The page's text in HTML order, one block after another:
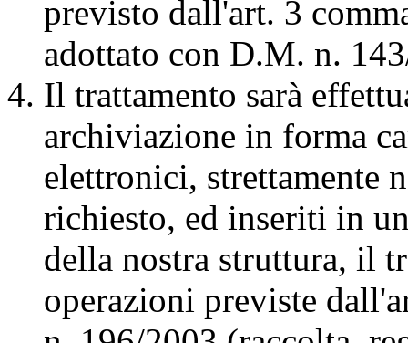
previsto dall'art. 3
adottato con D.M. n.
Il trattamento sarà
archiviazione in forma
elettronici, strettamente
richiesto, ed inseriti in
della nostra struttura, il
operazioni previste